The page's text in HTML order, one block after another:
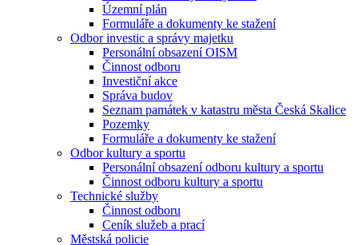
Územní plán
Formuláře a dokumenty ke stažení
Odbor investic a správy majetku
Personální obsazení OISM
Činnost odboru
Investiční akce
Správa budov
Seznam památek v katastru města Česká Skalice
Pozemky
Formuláře a dokumenty ke stažení
Odbor kultury a sportu
Personální obsazení odboru kultury a sportu
Činnost odboru kultury a sportu
Technické služby
Činnost odboru
Ceník služeb a prací
Městská policie